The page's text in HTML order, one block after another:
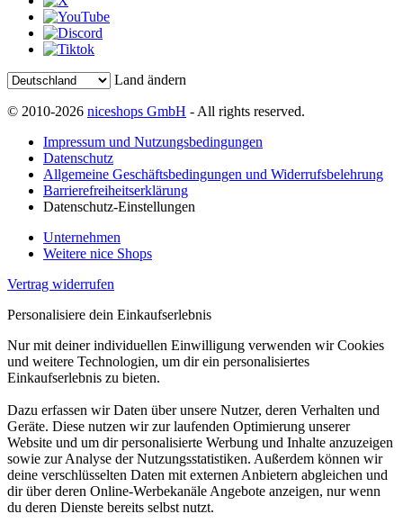
Land ändern
© 2010-2026 niceshops GmbH - All rights reserved.
Impressum und Nutzungsbedingungen
Datenschutz
Allgemeine Geschäftsbedingungen und Widerrufsbelehrung
Barrierefreiheitserklärung
Datenschutz-Einstellungen
Unternehmen
Weitere nice Shops
Vertrag widerrufen
Personalisiere dein Einkaufserlebnis
Nur mit deiner individuellen Einwilligung verwenden wir Cookies
und weitere Technologien, um dir ein personalisiertes
Einkaufserlebnis zu bieten.
Dazu erfassen wir Daten über unsere Nutzer, deren Verhalten und
Geräte. Diese nutzen wir zur laufenden Optimierung unserer
Website und um dir personalisierte Werbung und Inhalte anzuzeigen
sowie zur Analyse der Nutzungsstatistiken. Außerdem können wir
deine verschlüsselten Daten mit externen Anbietern abgleichen und
dir über deren Online-Werbekanäle Angebote anzeigen, nur wenn
du deren Dienste bereits selbst nutzt.